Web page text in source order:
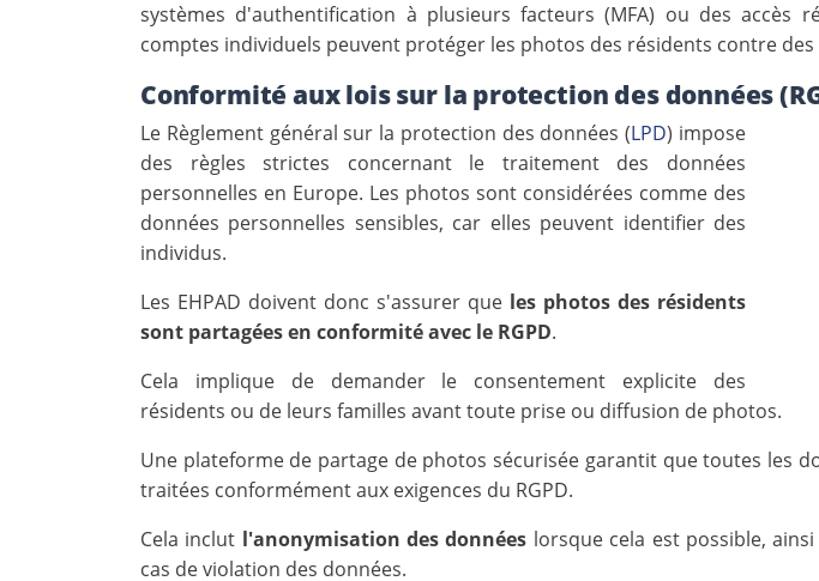
systèmes d'authentification à plusieurs facteurs (MFA) ou des accès
comptes individuels peuvent protéger les photos des résidents contre
Conformité aux lois sur la protection des données
Le Règlement général sur la protection des données (LPD) impose
des règles strictes concernant le traitement des données
personnelles en Europe. Les photos sont considérées comme des
données personnelles sensibles, car elles peuvent identifier des
individus.
Les EHPAD doivent donc s'assurer que les photos des résidents
sont partagées en conformité avec le RGPD.
Cela implique de demander le consentement explicite des
résidents ou de leurs familles avant toute prise ou diffusion de photos.
Une plateforme de partage de photos sécurisée garantit que toutes les
traitées conformément aux exigences du RGPD.
Cela inclut l'anonymisation des données lorsque cela est possible,
cas de violation des données.